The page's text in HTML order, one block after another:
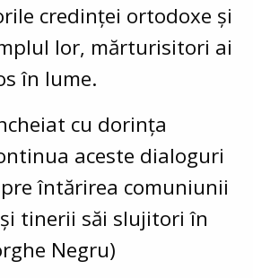
credinței ortodoxe și
lor, mărturisitori ai
în lume.
cu dorința
aceste dialoguri
întărirea comuniunii
tinerii săi slujitori în
Negru)